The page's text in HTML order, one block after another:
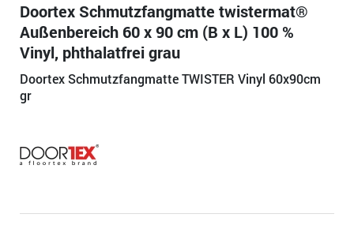
Doortex Schmutzfangmatte twistermat®
Außenbereich 60 x 90 cm (B x L) 100 %
Vinyl, phthalatfrei grau
Doortex Schmutzfangmatte TWISTER Vinyl 60x90cm
gr